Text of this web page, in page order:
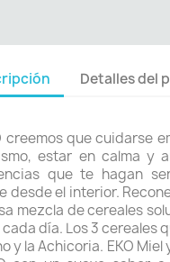
Detalles del
creemos que cuidarse
estar en calma y
que te hagan
desde el interior.
mezcla de cereales
día. Los 3 cereales
y la Achicoria. EKO Miel